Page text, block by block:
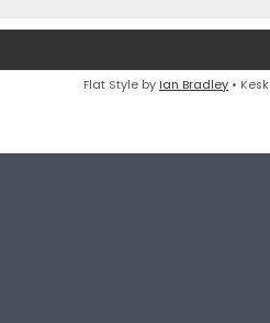
Flat Style by Ian Bradley •